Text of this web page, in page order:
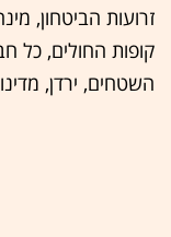
זרועות הביטחון,
קופות החולים, כל
השטחים, ירדן,